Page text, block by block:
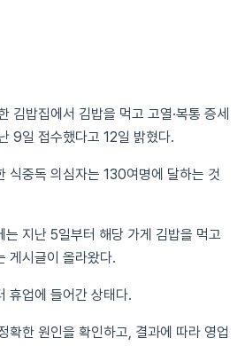
김밥집에서 김밥을 먹고 고열·복통 증세
9일 접수했다고 12일 밝혔다.
식중독 의심자는 130여명에 달하는 것
지난 5일부터 해당 가게 김밥을 먹고
게시글이 올라왔다.
휴업에 들어간 상태다.
확한 원인을 확인하고, 결과에 따라 영업